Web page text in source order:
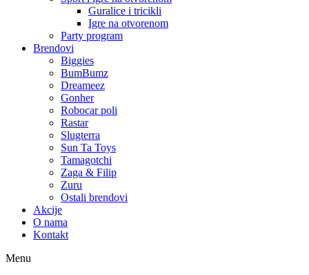
Guralice i tricikli
Igre na otvorenom
Party program
Brendovi
Biggies
BumBumz
Dreameez
Gonher
Robocar poli
Rastar
Slugterra
Sun Ta Toys
Tamagotchi
Zaga & Filip
Zuru
Ostali brendovi
Akcije
O nama
Kontakt
Menu